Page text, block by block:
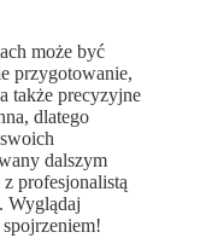
może być
przygotowanie,
także precyzyjne
dlatego
dalszym
profesjonalistą
Wyglądaj